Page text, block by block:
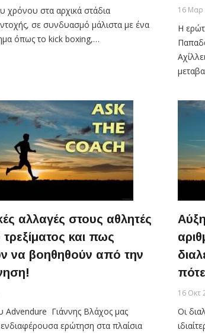
χρόνου στα αρχικά στάδια
σε συνδυασμό μάλιστα με ένα
όπως το kick boxing,…
16 Μαρ
Η
αλλαγές στους αθλητές
τρεξίματος και πως
να βοηθηθούν από την
Advendure Γιάννης Βλάχος μας
ενδιαφέρουσα ερώτηση στα πλαίσια
16 Οκτ
Οι